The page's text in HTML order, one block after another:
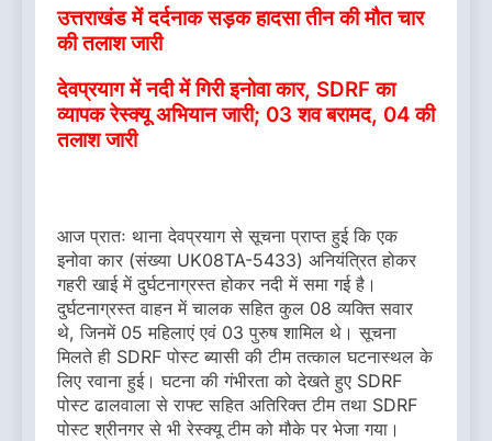
उत्तराखंड में दर्दनाक सड़क हादसा तीन की मौत चार
की तलाश जारी
देवप्रयाग में नदी में गिरी इनोवा कार, SDRF का
व्यापक रेस्क्यू अभियान जारी; 03 शव बरामद, 04 की
तलाश जारी
आज प्रातः थाना देवप्रयाग से सूचना प्राप्त हुई कि एक
इनोवा कार (संख्या UK08TA-5433) अनियंत्रित होकर
गहरी खाई में दुर्घटनाग्रस्त होकर नदी में समा गई है।
दुर्घटनाग्रस्त वाहन में चालक सहित कुल 08 व्यक्ति सवार
थे, जिनमें 05 महिलाएं एवं 03 पुरुष शामिल थे। सूचना
मिलते ही SDRF पोस्ट ब्यासी की टीम तत्काल घटनास्थल के
लिए रवाना हुई। घटना की गंभीरता को देखते हुए SDRF
पोस्ट ढालवाला से राफ्ट सहित अतिरिक्त टीम तथा SDRF
पोस्ट श्रीनगर से भी रेस्क्यू टीम को मौके पर भेजा गया।